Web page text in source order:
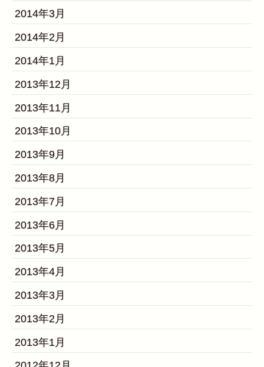
2014年3月
2014年2月
2014年1月
2013年12月
2013年11月
2013年10月
2013年9月
2013年8月
2013年7月
2013年6月
2013年5月
2013年4月
2013年3月
2013年2月
2013年1月